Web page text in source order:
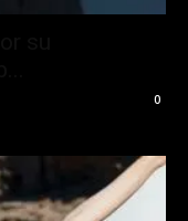
0